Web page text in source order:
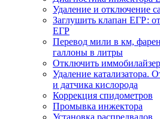
Удаление и отключение
Заглушить клапан ЕГР:
ЕГР
Перевод мили в км,
галлоны в литры
Отключить иммобилайзер
Удаление катализатора.
и датчика кислорода
Коррекция спидометров
Промывка инжектора
Установка распредвалов